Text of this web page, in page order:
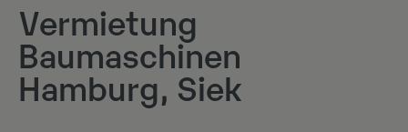
Vermietung
Baumaschinen
Hamburg, Siek